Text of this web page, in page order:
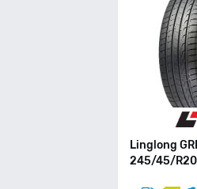
Linglong
245/45/R20